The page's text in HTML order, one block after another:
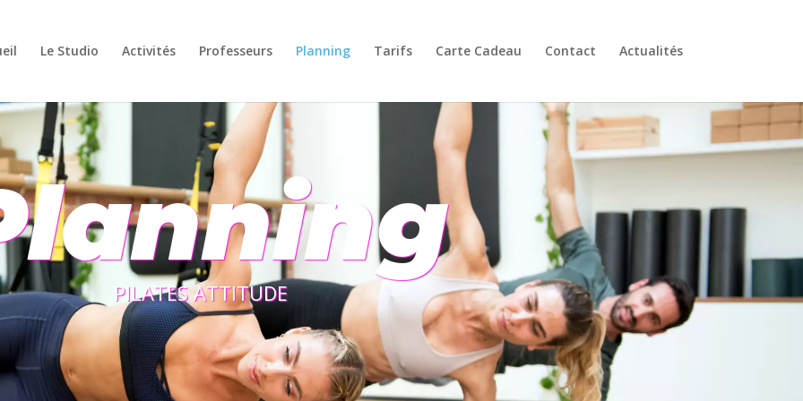
Le Studio Activités Professeurs Planning Tarifs Carte Cadeau Contact Actualités
PILATES ATTITUDE